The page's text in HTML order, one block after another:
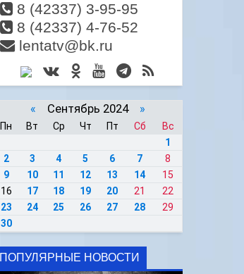
8 (42337) 3-95-95
8 (42337) 4-76-52
lentatv@bk.ru
« Сентябрь 2024 »
Пн Вт Ср Чт Пт Сб
Вс
1
2
3 4 5 6 7
8
9
10 11 12 13 14
15
16
17 18 19 20 21
22
23
24 25 26 27 28
29
30
ПОПУЛЯРНЫЕ НОВОСТИ